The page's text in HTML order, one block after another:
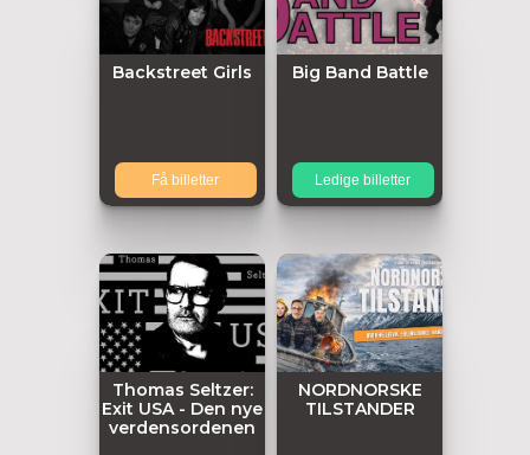
Backstreet Girls
Få billetter
Big Band Battle
Ledige billetter
Thomas Seltzer:
Exit USA - Den nye
verdensordenen
NORDNORSKE
TILSTANDER